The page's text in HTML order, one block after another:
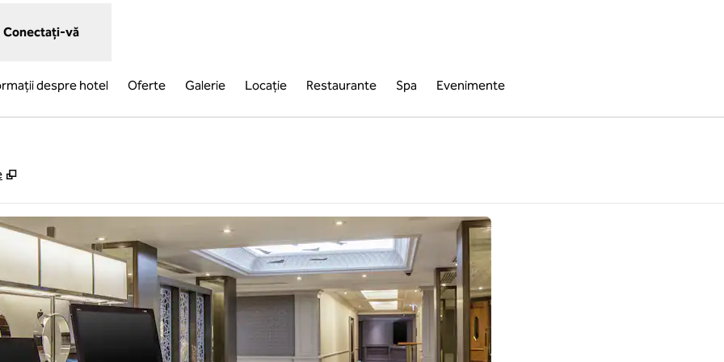
Conectați-vă
despre hotel Oferte Galerie Locaţie Restaurante Spa Evenimente
,